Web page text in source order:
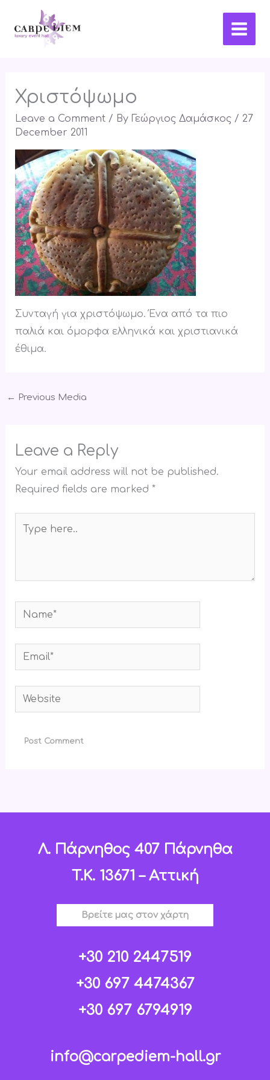
Main
Χριστόψωμο
Leave a Comment / By Γεώργιος Δαμάσκος / 27
December 2011
Συνταγή για χριστόψωμο. Ένα από τα πιο
παλιά και όμορφα ελληνικά και χριστιανικά
έθιμα.
← Previous Media
Leave a Reply
Your email address will not be published.
Required fields are marked *
here..
Name*
Email*
Website
Λ. Πάρνηθος 407 Πάρνηθα
T.K. 13671 – Αττική
Βρείτε μας στον χάρτη
+30 210 2447519
+30 697 4474367
+30 697 6794919
info@carpediem-hall.gr